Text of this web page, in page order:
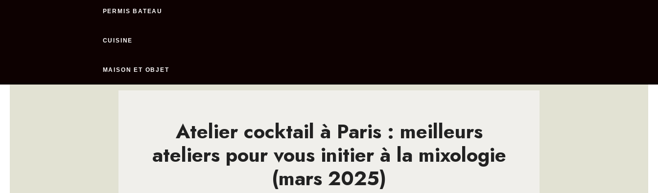
PERMIS BATEAU
CUISINE
MAISON ET OBJET
Atelier cocktail à Paris : meilleurs
ateliers pour vous initier à la mixologie
(mars 2025)